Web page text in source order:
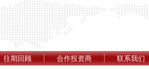
往期回顾 合作投资商 联系我们